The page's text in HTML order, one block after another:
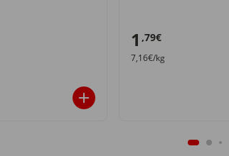
1 ,79€
7,16€/kg